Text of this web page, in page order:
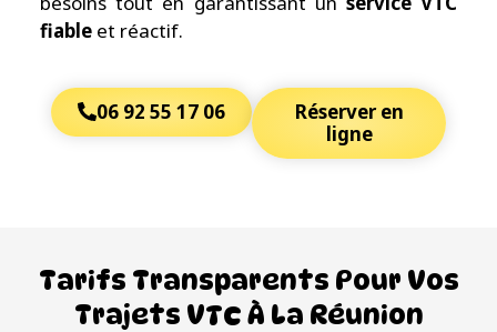
fiable et réactif.
06 92 55 17 06
Réserver en
ligne
Tarifs Transparents Pour Vos
Trajets VTC À La Réunion